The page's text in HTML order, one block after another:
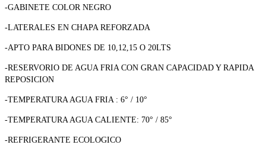
-GABINETE COLOR NEGRO
-LATERALES EN CHAPA REFORZADA
-APTO PARA BIDONES DE 10,12,15 O 20LTS
-RESERVORIO DE AGUA FRIA CON GRAN CAPACIDAD Y RAPIDA
REPOSICION
-TEMPERATURA AGUA FRIA : 6° / 10°
-TEMPERATURA AGUA CALIENTE: 70° / 85°
-REFRIGERANTE ECOLOGICO